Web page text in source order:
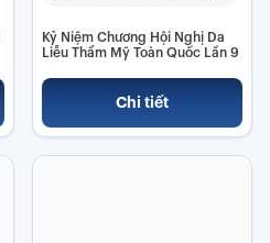
Kỷ Niệm Chương Hội Nghị Da
Liễu Thẩm Mỹ Toàn Quốc Lần 9
Chi tiết